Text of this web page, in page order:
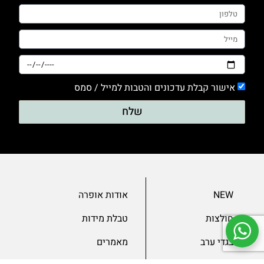
אישור קבלת עדכונים והטבות למייל / סמס
שלח
NEW
חולצות
בגדי ערב
אודות אופרה
טבלת מידות
מאמרים